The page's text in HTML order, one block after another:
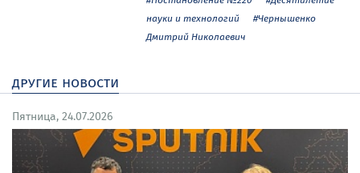
науки и технологий
#Чернышенко
Дмитрий Николаевич
другие новости
Пятница, 24.07.2026